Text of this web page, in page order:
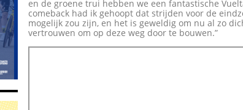
en de groene trui hebben we een fantastische
comeback had ik gehoopt dat strijden voor de
mogelijk zou zijn, en het is geweldig om nu al zo
vertrouwen om op deze weg door te bouwen.”